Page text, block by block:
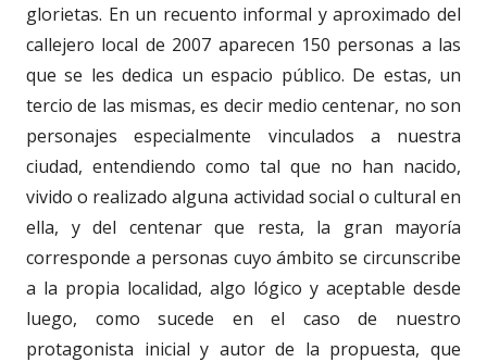
glorietas. En un recuento informal y aproximado del
callejero local de 2007 aparecen 150 personas a las
que se les dedica un espacio público. De estas, un
tercio de las mismas, es decir medio centenar, no son
personajes especialmente vinculados a nuestra
ciudad, entendiendo como tal que no han nacido,
vivido o realizado alguna actividad social o cultural en
ella, y del centenar que resta, la gran mayoría
corresponde a personas cuyo ámbito se circunscribe
a la propia localidad, algo lógico y aceptable desde
luego, como sucede en el caso de nuestro
protagonista inicial y autor de la propuesta, que